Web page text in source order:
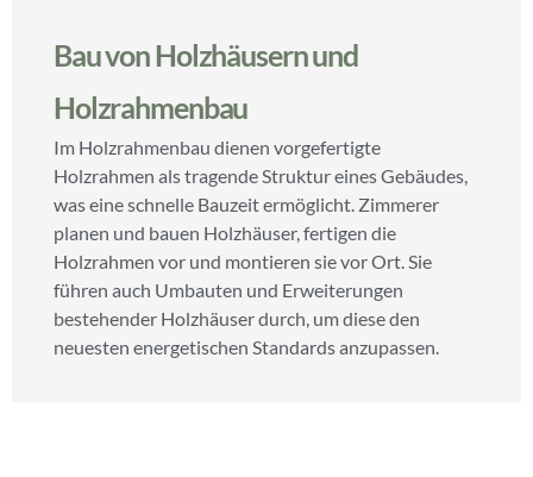
Bau von Holzhäusern und
Holzrahmenbau
Im Holzrahmenbau dienen vorgefertigte
Holzrahmen als tragende Struktur eines Gebäudes,
was eine schnelle Bauzeit ermöglicht. Zimmerer
planen und bauen Holzhäuser, fertigen die
Holzrahmen vor und montieren sie vor Ort. Sie
führen auch Umbauten und Erweiterungen
bestehender Holzhäuser durch, um diese den
neuesten energetischen Standards anzupassen.